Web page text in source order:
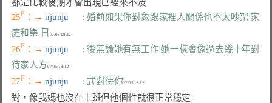
25F ：→ njunju : 婚前如果你對象跟家裡人關係也不太吵架 家
庭和樂 日
26F ：→ njunju : 後無論她有無工作 她一樣會像過去幾十年對
待家人方
27F ：→ njunju : 式對待你
對，像我媽也沒在上班但他個性就很正常穩定